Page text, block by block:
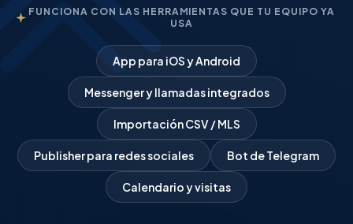
FUNCIONA CON LAS HERRAMIENTAS QUE TU EQUIPO YA
USA
App para iOS y Android
Messenger y llamadas integrados
Importación CSV / MLS
Publisher para redes sociales Bot de Telegram
Calendario y visitas